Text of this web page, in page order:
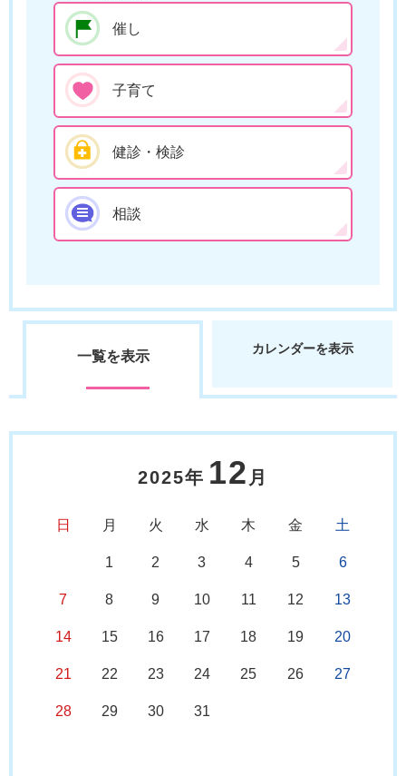
催し
子育て
健診・検診
相談
一覧を表示 カレンダーを表示
2025年 12 月
日 月 火 水 木 金 土
1 2 3 4 5 6
7 8 9 10 11 12 13
14 15 16 17 18 19 20
21 22 23 24 25 26 27
28 29 30 31